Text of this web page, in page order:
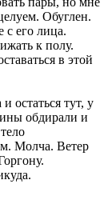
Обуглен.
с его лица.
к полу.
в этой
остаться тут, у
обдирали и
Молча. Ветер